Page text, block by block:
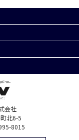
会社
北6-5
8015